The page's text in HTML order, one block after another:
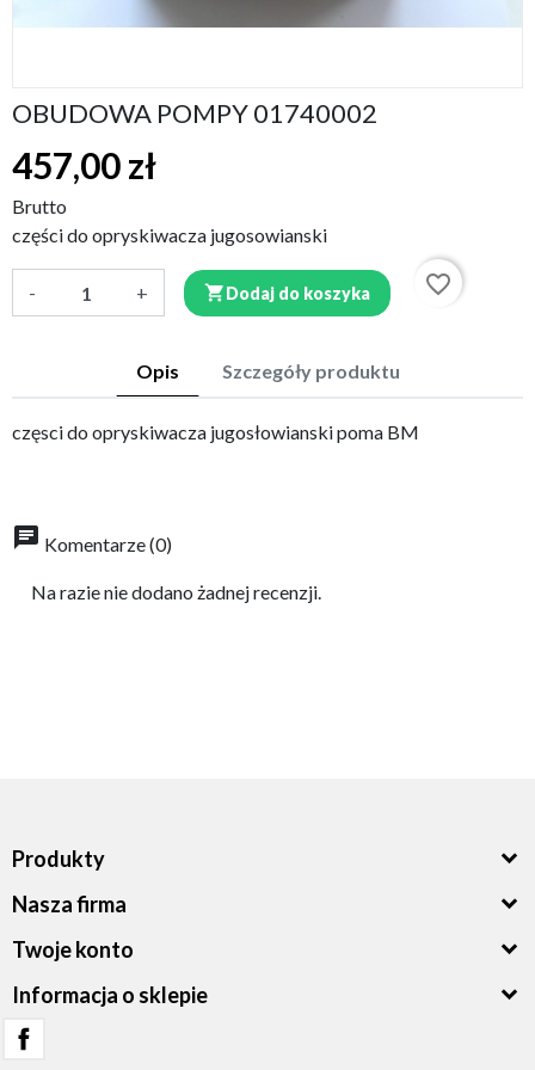
OBUDOWA POMPY 01740002
457,00 zł
Brutto
części do opryskiwacza jugosowianski
- + Dodaj do koszyka favorite_border
Opis Szczegóły produktu
częsci do opryskiwacza jugosłowianski poma BM
chat Komentarze (0)
Na razie nie dodano żadnej recenzji.
Produkty
Nasza firma
Twoje konto
Informacja o sklepie